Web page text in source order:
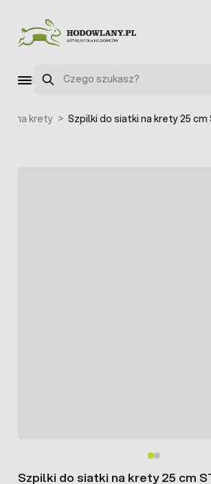
Szukaj
na krety > Szpilki do siatki na krety 25 cm
Szpilki do siatki na krety 25 cm